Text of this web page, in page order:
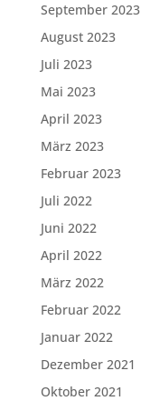
September 2023
August 2023
Juli 2023
Mai 2023
April 2023
März 2023
Februar 2023
Juli 2022
Juni 2022
April 2022
März 2022
Februar 2022
Januar 2022
Dezember 2021
Oktober 2021